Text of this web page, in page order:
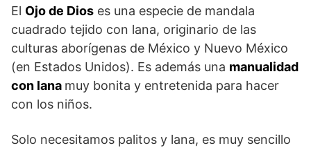
El Ojo de Dios es una especie de mandala
cuadrado tejido con lana, originario de las
culturas aborígenas de México y Nuevo México
(en Estados Unidos). Es además una manualidad
con lana muy bonita y entretenida para hacer
con los niños.
Solo necesitamos palitos y lana, es muy sencillo